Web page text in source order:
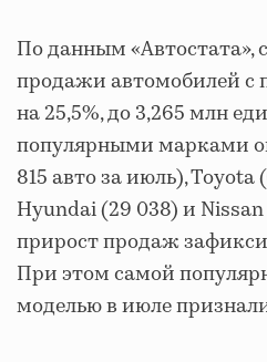
По данным «Автостата»,
продажи автомобилей с
на 25,5%, до 3,265 млн
популярными марками
815 авто за июль), Toyota
Hyundai (29 038) и
прирост продаж
При этом самой
моделью в июле